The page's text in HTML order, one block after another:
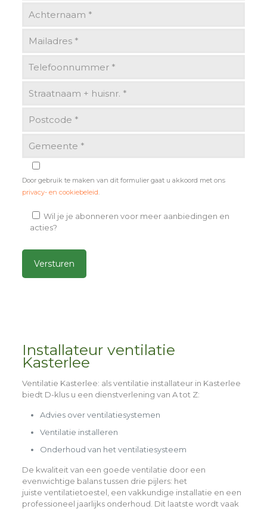
Door gebruik te maken van dit formulier gaat u akkoord met ons
privacy- en cookiebeleid
Wil je je abonneren voor meer aanbiedingen en
acties?
Installateur ventilatie
Kasterlee
Ventilatie Kasterlee: als ventilatie installateur in Kasterlee
biedt D-klus u een dienstverlening van A tot Z:
Advies over ventilatiesystemen
Ventilatie installeren
Onderhoud van het ventilatiesysteem
De kwaliteit van een goede ventilatie door een
evenwichtige balans tussen drie pijlers: het
juiste ventilatietoestel, een vakkundige installatie en een
professioneel jaarlijks onderhoud . Dit laatste wordt vaak